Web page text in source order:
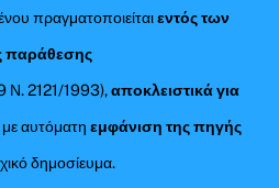
πραγματοποιείταιεντός των
παράθεσης
Ν. 2121/1993),αποκλειστικά για
με αυτόματηεμφάνιση της πηγής
δημοσίευμα.